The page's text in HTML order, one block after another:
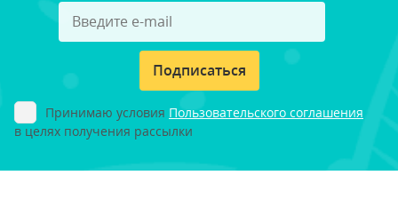
Подписаться
Принимаю условия Пользовательского соглашения
в целях получения рассылки